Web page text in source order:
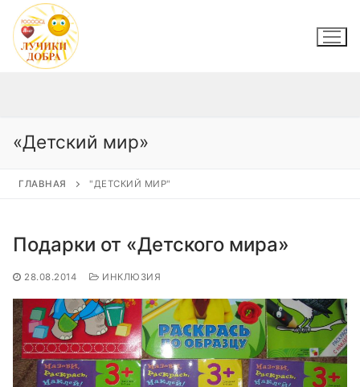
Перейти
содержимому
«Детский мир»
ГЛАВНАЯ "ДЕТСКИЙ МИР"
Подарки от «Детского мира»
28.08.2014 ИНКЛЮЗИЯ